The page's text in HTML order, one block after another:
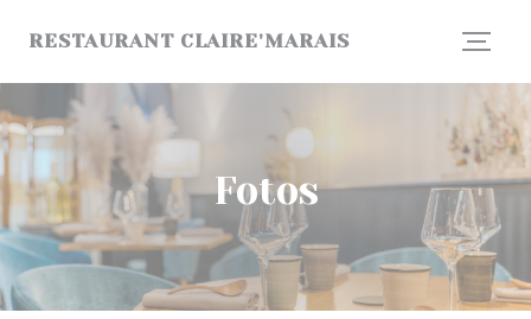
RESTAURANT CLAIRE'MARAIS
Fotos